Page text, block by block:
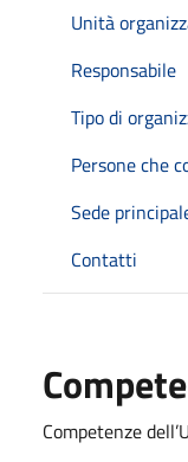
Unità
Responsabile
Tipo di
Persone che
Sede
Contatti
Competenze